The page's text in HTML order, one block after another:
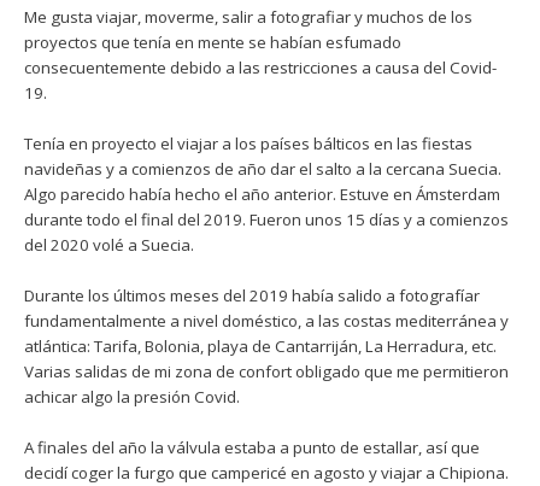
Me gusta viajar, moverme, salir a fotografiar y muchos de los
proyectos que tenía en mente se habían esfumado
consecuentemente debido a las restricciones a causa del Covid-
19.
Tenía en proyecto el viajar a los países bálticos en las fiestas
navideñas y a comienzos de año dar el salto a la cercana Suecia.
Algo parecido había hecho el año anterior. Estuve en Ámsterdam
durante todo el final del 2019. Fueron unos 15 días y a comienzos
del 2020 volé a Suecia.
Durante los últimos meses del 2019 había salido a fotografíar
fundamentalmente a nivel doméstico, a las costas mediterránea y
atlántica: Tarifa, Bolonia, playa de Cantarriján, La Herradura, etc.
Varias salidas de mi zona de confort obligado que me permitieron
achicar algo la presión Covid.
A finales del año la válvula estaba a punto de estallar, así que
decidí coger la furgo que campericé en agosto y viajar a Chipiona.